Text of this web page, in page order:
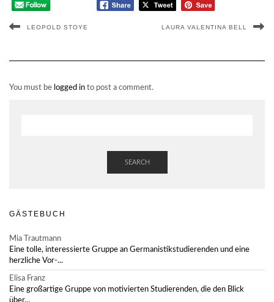
LEOPOLD STOYE LAURA VALENTINA BELL
You must be logged in to post a comment.
SEARCH
GÄSTEBUCH
Mia Trautmann
Eine tolle, interessierte Gruppe an Germanistikstudierenden und eine
herzliche Vor-...
Elisa Franz
Eine großartige Gruppe von motivierten Studierenden, die den Blick
über...